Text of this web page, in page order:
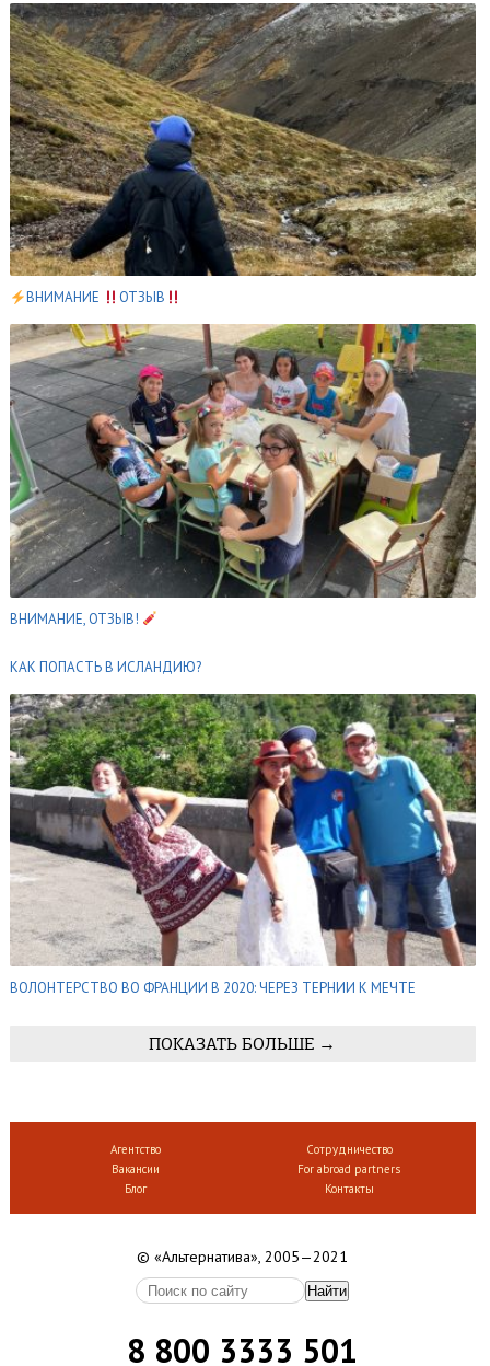
ВНИМАНИЕ ОТЗЫВ
ВНИМАНИЕ, ОТЗЫВ!
КАК ПОПАСТЬ В ИСЛАНДИЮ?
ВОЛОНТЕРСТВО ВО ФРАНЦИИ В 2020: ЧЕРЕЗ ТЕРНИИ К МЕЧТЕ
ПОКАЗАТЬ БОЛЬШЕ →
Агентство
Сотрудничество
Вакансии
For abroad partners
Блог
Контакты
© «Альтернатива», 2005—2021
8 800 3333 501